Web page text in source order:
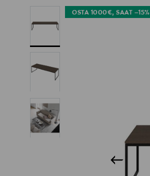
OSTA 1000€, SAAT –15%